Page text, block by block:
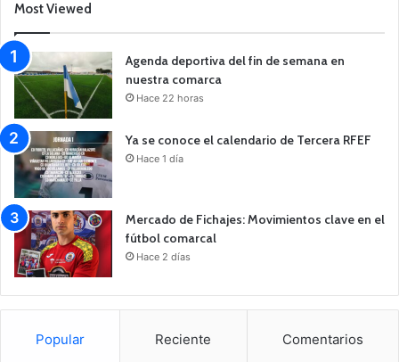
Most Viewed
Agenda deportiva del fin de semana en
nuestra comarca
Hace 22 horas
Ya se conoce el calendario de Tercera RFEF
Hace 1 día
Mercado de Fichajes: Movimientos clave en el
fútbol comarcal
Hace 2 días
Popular Reciente Comentarios